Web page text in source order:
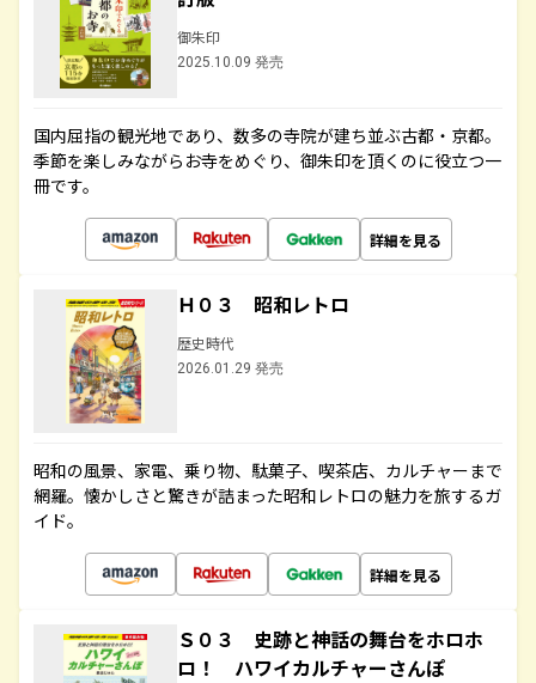
御朱印
2025.10.09 発売
国内屈指の観光地であり、数多の寺院が建ち並ぶ古都・京都。
季節を楽しみながらお寺をめぐり、御朱印を頂くのに役立つ一
冊です。
詳細を見る
Ｈ０３ 昭和レトロ
歴史時代
2026.01.29 発売
昭和の風景、家電、乗り物、駄菓子、喫茶店、カルチャーまで
網羅。懐かしさと驚きが詰まった昭和レトロの魅力を旅するガ
イド。
詳細を見る
Ｓ０３ 史跡と神話の舞台をホロホ
ロ！ ハワイカルチャーさんぽ